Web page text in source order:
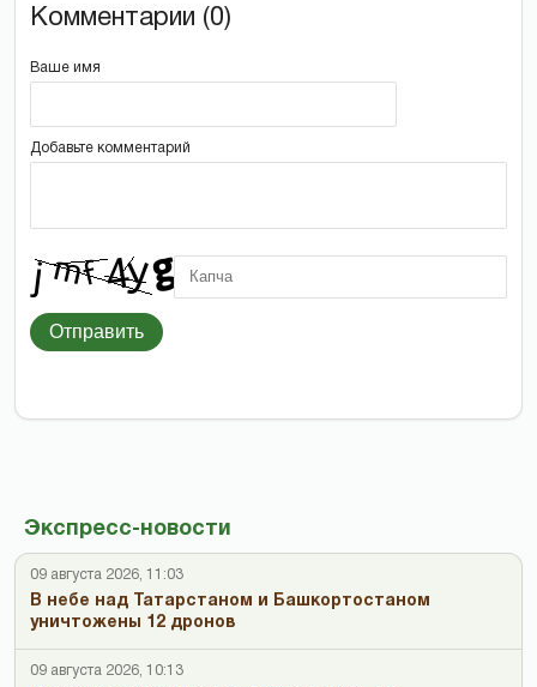
Экспресс-новости
09 августа 2026, 11:03
В небе над Татарстаном и Башкортостаном
уничтожены 12 дронов
09 августа 2026, 10:13
Комментарии (0)
Ваше имя
Добавьте комментарий
Отправить